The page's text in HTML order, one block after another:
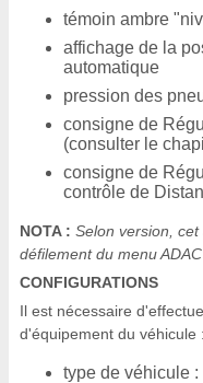
témoin ambre
affichage de la
automatique
pression des
consigne de
(consulter le
consigne de
contrôle de
NOTA : Selon version,
défilement du menu
CONFIGURATIONS
Il est nécessaire
d'équipement du véhicule :
type de véhicule :